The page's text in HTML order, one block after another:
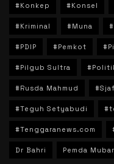
#Konkep #Konsel
#Kriminal #Muna
#PDIP #Pemkot
#Pilgub Sultra
#Rusda Mahmud
#Teguh Setyabudi
#Tenggaranews.com
Dr Bahri Pemda Mubar